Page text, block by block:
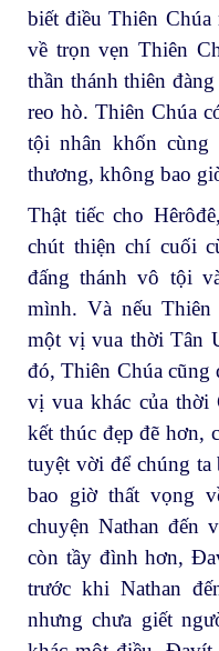
biết điều Thiên
về trọn vẹn Thiên
thần thánh thiên
reo hò. Thiên Chúa
tội nhân khốn
thương, không bao
Thật tiếc cho
chút thiện chí cuối
đấng thánh vô tội
mình. Và nếu
một vị vua thời Tân
đó, Thiên Chúa cũng
vị vua khác của thời
kết thúc đẹp đẽ hơn,
tuyệt vời để chúng ta
bao giờ thất vọng
chuyện Nathan
còn tầy đình hơn,
trước khi Nathan
nhưng chưa giết